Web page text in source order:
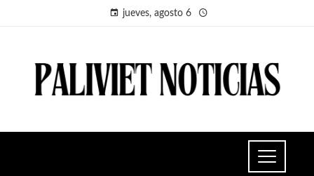
jueves, agosto 6